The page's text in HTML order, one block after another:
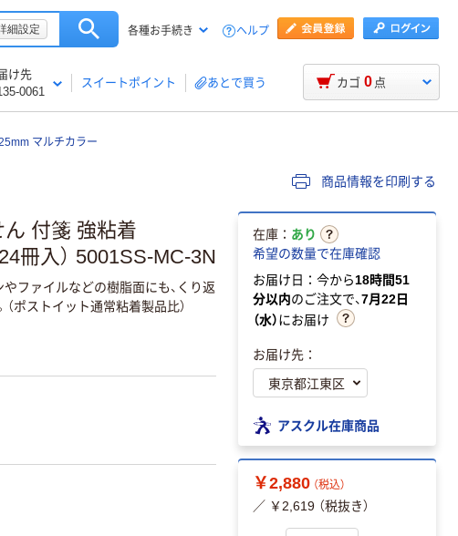
細設定 各種お手続き ヘルプ
け先
0061
スイートポイント あとで買う カゴ 0 点
マルチカラー
商品情報を印刷する
付箋 強粘着
冊入） 5001SS-MC-3N
ファイルなどの樹脂面にも、くり返
ポストイット通常粘着製品比）
在庫： あり
希望の数量で在庫確認
お届け日：今から18時間51
分以内のご注文で、7月22日
（水）にお届け
お届け先：
アスクル在庫商品
￥2,880 （税込）
／ ￥2,619 （税抜き）